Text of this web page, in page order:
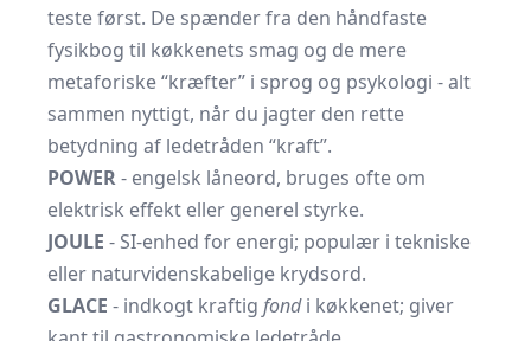
teste først. De spænder fra den håndfaste
fysikbog til køkkenets smag og de mere
metaforiske “kræfter” i sprog og psykologi - alt
sammen nyttigt, når du jagter den rette
betydning af ledetråden “kraft”.
POWER- engelsk låneord, bruges ofte om
elektrisk effekt eller generel styrke.
JOULE - SI-enhed for energi; populær i tekniske
eller naturvidenskabelige krydsord.
GLACE - indkogt kraftig fondi køkkenet; giver